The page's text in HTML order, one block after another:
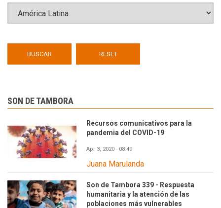
SON DE TAMBORA
Recursos comunicativos para la
pandemia del COVID-19
Apr 3, 2020 - 08:49
Juana Marulanda
Son de Tambora 339 - Respuesta
humanitaria y la atención de las
poblaciones más vulnerables